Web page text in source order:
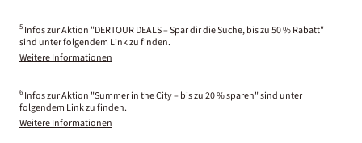
5 Infos zur Aktion "DERTOUR DEALS – Spar dir die Suche, bis zu 50 % Rabatt"
sind unter folgendem Link zu finden.
Weitere Informationen
6 Infos zur Aktion "Summer in the City – bis zu 20 % sparen" sind unter
folgendem Link zu finden.
Weitere Informationen